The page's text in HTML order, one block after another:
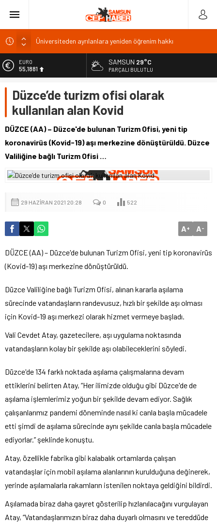
Üniversiteden ayrılanlara yeniden öğrenim hakkı
BAL Ligi katılım ücreti 1 milyon TL: TFF’ye çağrı
TFF 2026
Kıyı alanlarında bakım ve güvenlik için yeni düzenleme
EURO
55,1881
6.660,55
BİST
13.779,39
DOLAR
47,7111
SAMSUN 29°C
PARÇALI BULUTLU
Düzce’de turizm ofisi olarak
kullanılan alan Kovid
DÜZCE (AA) – Düzce'de bulunan Turizm Ofisi, yeni tip
koronavirüs (Kovid-19) aşı merkezine dönüştürüldü. Düzce
Valiliğine bağlı Turizm Ofisi …
29 HAZIRAN 2021 20:28 0 522
A+ A-
DÜZCE (AA) – Düzce'de bulunan Turizm Ofisi, yeni tip koronavirüs
(Kovid-19) aşı merkezine dönüştürüldü.
Düzce Valiliğine bağlı Turizm Ofisi, alınan kararla aşılama
sürecinde vatandaşların randevusuz, hızlı bir şekilde aşı olması
için Kovid-19 aşı merkezi olarak hizmet vermeye başladı.
Vali Cevdet Atay, gazetecilere, aşı uygulama noktasında
vatandaşların kolay bir şekilde aşı olabileceklerini söyledi.
Düzce'de 134 farklı noktada aşılama çalışmalarına devam
ettiklerini belirten Atay, “Her ilimizde olduğu gibi Düzce'de de
aşılama işlemlerimiz yoğun bir şekilde devam ediyor. Sağlık
çalışanlarımız pandemi döneminde nasıl ki canla başla mücadele
etti şimdi de aşılama sürecinde aynı şekilde canla başla mücadele
ediyorlar.” şeklinde konuştu.
Atay, özellikle fabrika gibi kalabalık ortamlarda çalışan
vatandaşlar için mobil aşılama alanlarının kurulduğuna değinerek,
yerinde aşılamalarla rakamların istenilen noktaya geldiğini bildirdi.
Aşılamada biraz daha gayret gösterilip hızlanılacağını vurgulayan
Atay, “Vatandaşlarımızın biraz daha duyarlı olmasını ve tereddüde